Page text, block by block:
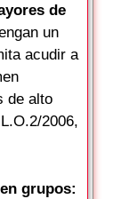
de
un
acudir a
de alto
2006,
grupos: